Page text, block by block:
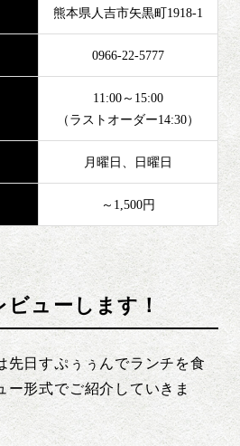
熊本県人吉市矢黒町1918-1
0966-22-5777
11:00～15:00
（ラストオーダー14:30）
月曜日、日曜日
～1,500円
ューします！
先日すぷぅぅんでランチを食
ー形式でご紹介していきま